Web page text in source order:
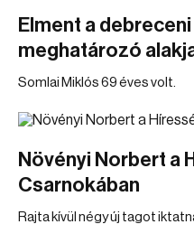
Elment a
meghatározó
Somlai Miklós 69 éves volt.
Növényi Norbert a
Csarnokában
Rajta kívül négy új tagot